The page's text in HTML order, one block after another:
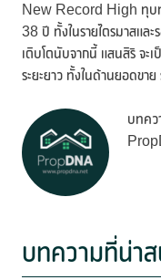
New Record High ทุบทุ
38 ปี ทั้งในรายไตรมาสแล
เติบโตนับจากนี้ แสนสิริ จะ
ระยะยาว ทั้งในด้านยอดขาย
บทคว
บทความที่น่าส